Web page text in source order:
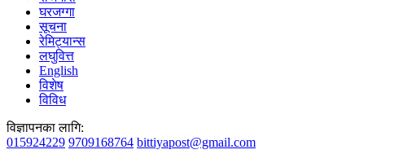
घरजग्गा
सूचना
रेमिट्यान्स
लघुवित्त
English
विशेष
विविध
विज्ञापनका लागि:
015924229 9709168764 bittiyapost@gmail.com